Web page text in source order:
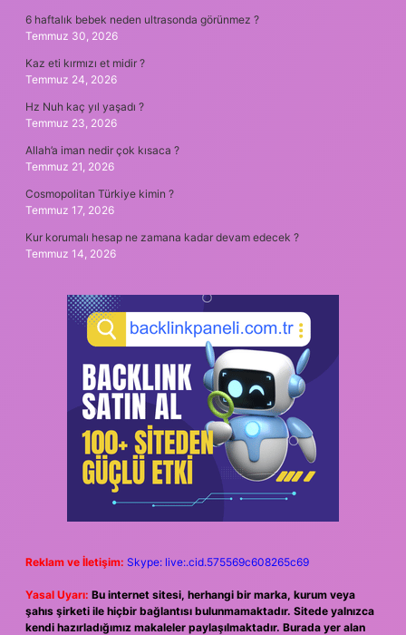
6 haftalık bebek neden ultrasonda görünmez ?
Temmuz 30, 2026
Kaz eti kırmızı et midir ?
Temmuz 24, 2026
Hz Nuh kaç yıl yaşadı ?
Temmuz 23, 2026
Allah’a iman nedir çok kısaca ?
Temmuz 21, 2026
Cosmopolitan Türkiye kimin ?
Temmuz 17, 2026
Kur korumalı hesap ne zamana kadar devam edecek ?
Temmuz 14, 2026
Reklam ve İletişim: Skype: live:.cid.575569c608265c69
Yasal Uyarı: Bu internet sitesi, herhangi bir marka, kurum veya
şahıs şirketi ile hiçbir bağlantısı bulunmamaktadır. Sitede yalnızca
kendi hazırladığımız makaleler paylaşılmaktadır. Burada yer alan